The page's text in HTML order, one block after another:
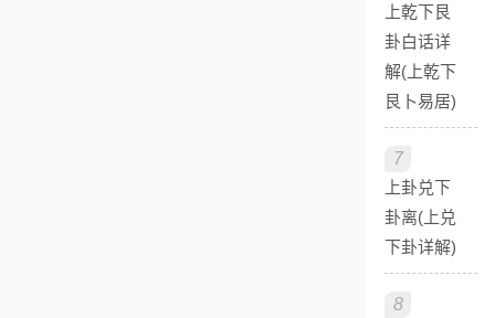
上乾下艮
卦白话详
解(上乾下
艮卜易居)
7
上卦兑下
卦离(上兑
下卦详解)
8